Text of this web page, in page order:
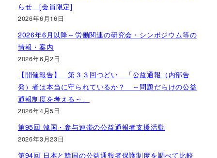
らせ [会員限定]
2026年6月16日
2026年6月以降～労働関連の研究会・シンポジウム等の
情報・案内
2026年6月2日
【開催報告】 第３３回つどい 「公益通報（内部告
発）者は本当に守られているか？ ～問題だらけの公益
通報制度を考える～」
2026年4月5日
第95回 韓国・参与連帯の公益通報者支援活動
2026年3月23日
第94回 日本と韓国の公益通報者保護制度を調べて比較